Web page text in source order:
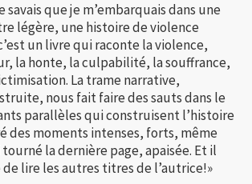
savais que je m’embarquais dans une
légère, une histoire de violence
un livre qui raconte la violence,
la honte, la culpabilité, la souffrance,
La trame narrative,
nous fait faire des sauts dans le
parallèles qui construisent l’histoire
des moments intenses, forts, même
la dernière page, apaisée. Et il
de lire les autres titres de l’autrice!»